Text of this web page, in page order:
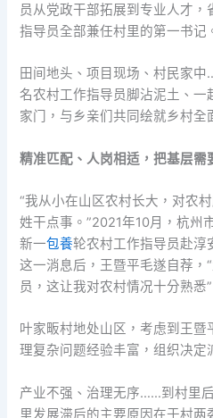
员从党政干部拓展到专业人才
指导员全部兼任村里的第一书记
田间地头、项目现场、村民家
名农村工作指导员脚沾泥土、一
家门，与乡亲们共同绘就乡村全
精准匹配、人岗相适，把基层需
“我从小在山区农村长大，对农
姓干点事。”2021年10月，杭州
新一包養轮农村工作指导员赴淳
这一消息后，王暨平毛遂自荐，
员，这让我对农村情况十分熟悉”
叶家畈村地处山区，考虑到王暨
理复杂问题经验丰富，组织决定
产业不强、治理无序……到村里
里发展滞后的主要原因在于村两